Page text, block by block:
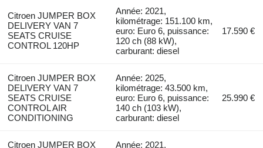
Citroen JUMPER BOX
DELIVERY VAN 7
SEATS CRUISE
CONTROL 120HP
Année: 2021,
kilométrage: 151.100 km,
euro: Euro 6, puissance:
120 ch (88 kW),
carburant: diesel
17.590 €
Citroen JUMPER BOX
DELIVERY VAN 7
SEATS CRUISE
CONTROL AIR
CONDITIONING
Année: 2025,
kilométrage: 43.500 km,
euro: Euro 6, puissance:
140 ch (103 kW),
carburant: diesel
25.990 €
Citroen JUMPER BOX
Année: 2021,